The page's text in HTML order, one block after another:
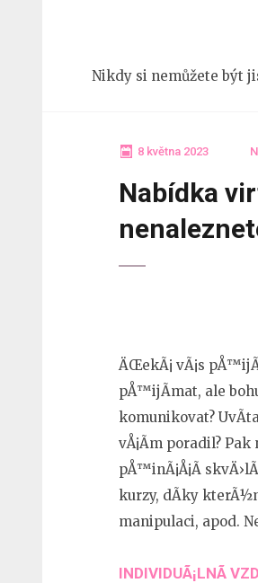
Nikdy si nemůžete být
8 května 2023
Nabídka
ÄŒekÃ¡ vÃ¡s
pÅ™ijÃ­mat, ale
komunikovat?
vÅ¡Ã­m poradil?
pÅ™inÃ¡Å¡Ã­
kurzy, dÃ­ky
manipulaci, apod.
INDIVIDUÃ¡LNÃ­